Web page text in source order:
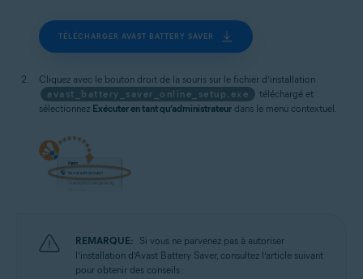
TÉLÉCHARGER AVAST BATTERY SAVER
Cliquez avec le bouton droit de la souris sur le fichier d’installation
avast_battery_saver_online_setup.exe
téléchargé et
sélectionnez Exécuter en tant qu’administrateur dans le menu contextuel.
REMARQUE:
Si vous ne parvenez pas à autoriser
l’installation d’Avast Battery Saver, consultez l’article suivant
pour obtenir des conseils :